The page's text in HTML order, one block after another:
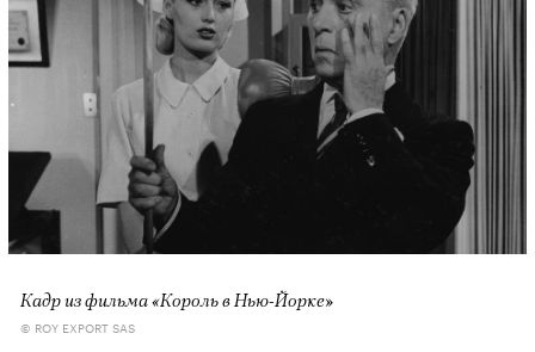
Кадр из фильма «Король в Нью-Йорке»
© ROY EXPORT SAS